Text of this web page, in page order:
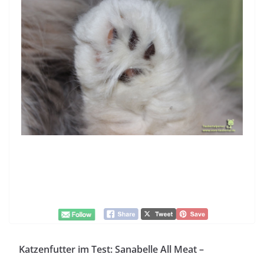
Katzenfutter im Test: Sanabelle All Meat –